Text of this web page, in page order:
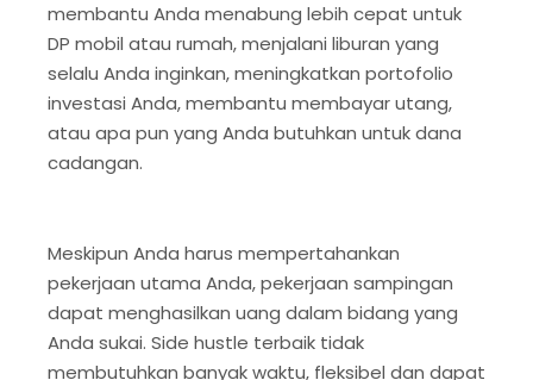
membantu Anda menabung lebih cepat untuk
DP mobil atau rumah, menjalani liburan yang
selalu Anda inginkan, meningkatkan portofolio
investasi Anda, membantu membayar utang,
atau apa pun yang Anda butuhkan untuk dana
cadangan.
Meskipun Anda harus mempertahankan
pekerjaan utama Anda, pekerjaan sampingan
dapat menghasilkan uang dalam bidang yang
Anda sukai. Side hustle terbaik tidak
membutuhkan banyak waktu, fleksibel dan dapat